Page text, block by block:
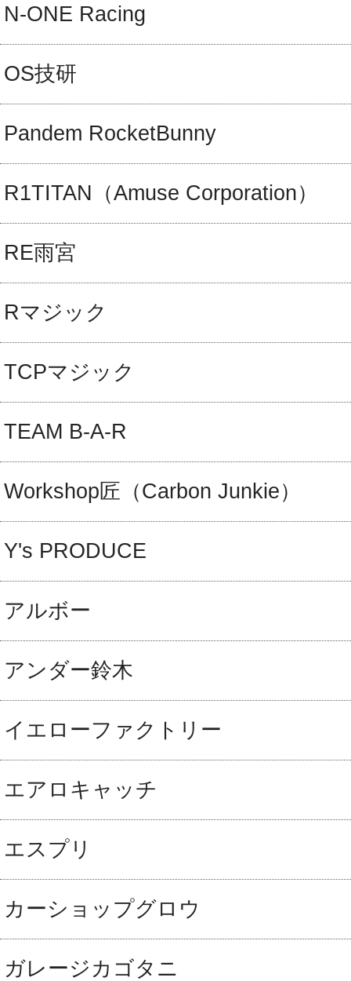
N-ONE Racing
OS技研
Pandem RocketBunny
R1TITAN（Amuse Corporation）
RE雨宮
Rマジック
TCPマジック
TEAM B-A-R
Workshop匠（Carbon Junkie）
Y's PRODUCE
アルボー
アンダー鈴木
イエローファクトリー
エアロキャッチ
エスプリ
カーショップグロウ
ガレージカゴタニ